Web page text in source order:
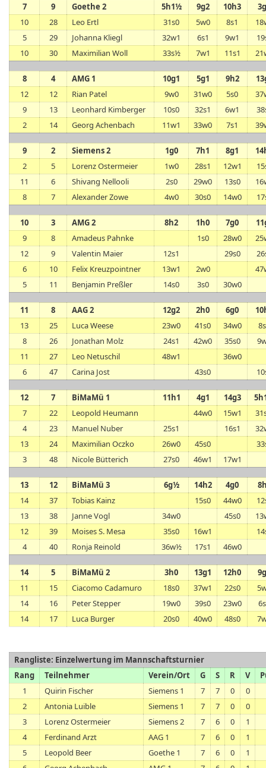
7 9 Goethe 2 5h1½ 9g2 10h3
10
28 Leo Ertl 31s0 5w0 8s1
5
29 Johanna Kliegl 32w1 6s1 9w1
10
30 Maximilian Woll 33s½ 7w1 11s1
8 4 AMG 1 10g1 5g1 9h2
12
12 Rian Patel 9w0 31w0 5s0
9
13 Leonhard Kimberger 10s0 32s1 6w1
2
14 Georg Achenbach 11w1 33w0 7s1
9 2 Siemens 2 1g0 7h1 8g1
2
5 Lorenz Ostermeier 1w0 28s1 12w1
11
6 Shivang Nellooli 2s0 29w0 13s0
8
7 Alexander Zowe 4w0 30s0 14w0
10 3 AMG 2 8h2 1h0 7g0
9
8 Amadeus Pahnke 1s0 28w0
12
9 Valentin Maier 12s1 29s0
6
10 Felix Kreuzpointner 13w1 2w0
5
11 Benjamin Preßler 14s0 3s0 30w0
11 8 AAG 2 12g2 2h0 6g0
13
25 Luca Weese 23w0 41s0 34w0
8
26 Jonathan Molz 24s1 42w0 35s0
11
27 Leo Netuschil 48w1
36w0
6
47 Carina Jost 43s0
12 7 BiMaMü 1 11h1 4g1 14g3
7
22 Leopold Heumann 44w0 15w1
4
23 Manuel Nuber 25s1 16s1
13
24 Maximilian Oczko 26w0 45s0
3
48 Nicole Bütterich 27s0 46w1 17w1
13 12 BiMaMü 3 6g½ 14h2 4g0
14
37 Tobias Kainz 15s0 44w0
13
38 Janne Vogl 34w0 45s0
12
39 Moises S. Mesa 35s0 16w1
4
40 Ronja Reinold 36w½ 17s1 46w0
14 5 BiMaMü 2 3h0 13g1 12h0
11
15 Ciacomo Cadamuro 18s0 37w1 22s0
14
16 Peter Stepper 19w0 39s0 23w0
14
17 Luca Burger 20s0 40w0 48s0
Rangliste: Einzelwertung im Mannschaftsturnier
Rang
Teilnehmer Verein/Ort G S R V
1
Quirin Fischer Siemens 1 7 7 0
0
2
Antonia Luible Siemens 1 7 7 0
0
3
Lorenz Ostermeier Siemens 2 7 6 0
1
4
Ferdinand Arzt AAG 1 7 6 0
1
5
Leopold Beer Goethe 1 7 6 0
1